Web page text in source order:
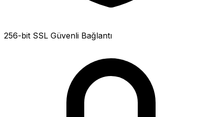
256-bit SSL Güvenli Bağlantı